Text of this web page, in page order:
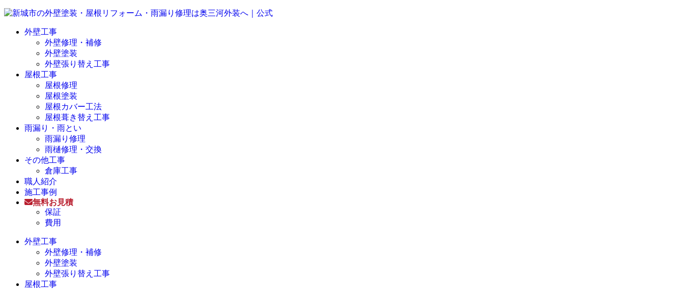
外壁工事
外壁修理・補修
外壁塗装
外壁張り替え工事
屋根工事
屋根修理
屋根塗装
屋根カバー工法
屋根葺き替え工事
雨漏り・雨とい
雨漏り修理
雨樋修理・交換
その他工事
倉庫工事
職人紹介
施工事例
無料お見積
保証
費用
外壁工事
外壁修理・補修
外壁塗装
外壁張り替え工事
屋根工事